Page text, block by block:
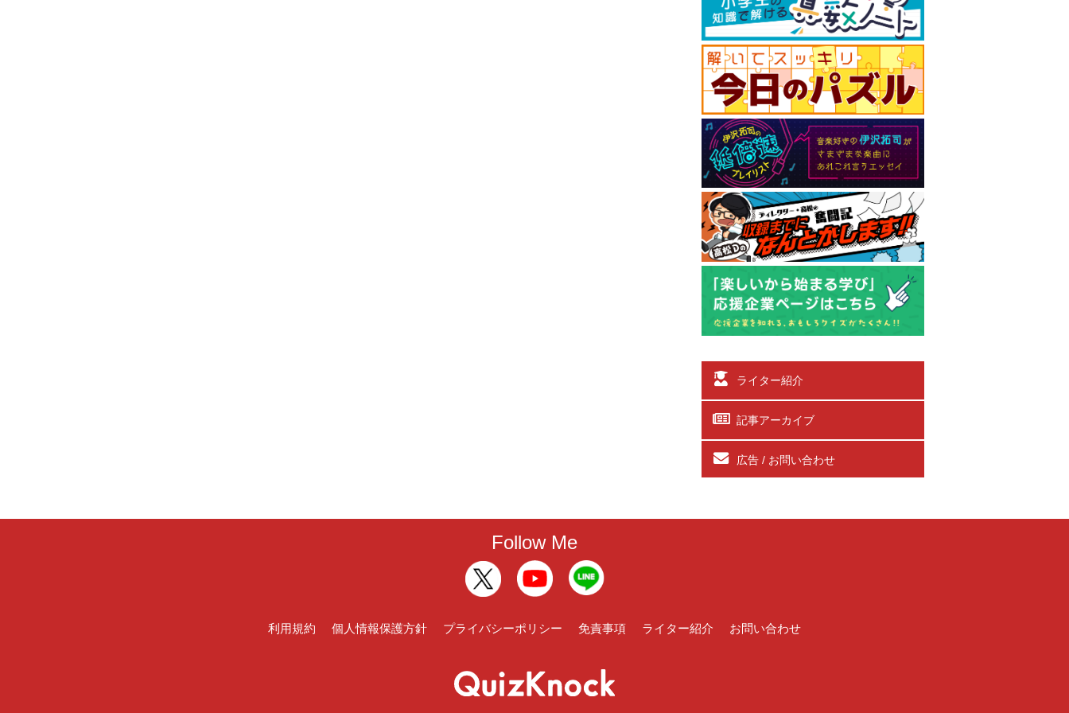
ライター紹介
記事アーカイブ
広告 / お問い合わせ
Follow Me
利用規約 個人情報保護方針 プライバシーポリシー 免責事項 ライター紹介 お問い合わせ